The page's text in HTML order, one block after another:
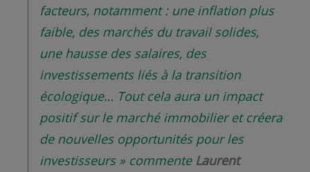
facteurs, notamment : une inflation plus
faible, des marchés du travail solides,
une hausse des salaires, des
investissements liés à la transition
écologique… Tout cela aura un impact
positif sur le marché immobilier et créera
de nouvelles opportunités pour les
investisseurs » commente Laurent